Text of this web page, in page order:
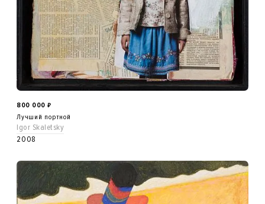
800 000 ₽
Лучший портной
Igor Skaletsky
2008